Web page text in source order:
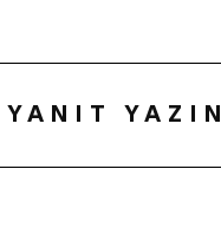
YANIT YAZIN